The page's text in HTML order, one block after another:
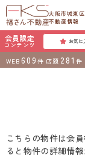
大阪市城東
不動産情報
会員限定
コンテンツ お気に
WEB 609 件 店頭 281 件
こちらの物件は会
ると物件の詳細情